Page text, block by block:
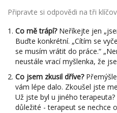
Připravte si odpovědi na tři
Co mě trápí?Neříkejte jen
Buďte konkrétní. „Cítím se
se musím vrátit do práce.“
neustále vrací myšlenka, že
Co jsem zkusil dříve?
vám lépe dalo. Zkoušel jste
Už jste byl u jiného
důležité - terapeut se nechce